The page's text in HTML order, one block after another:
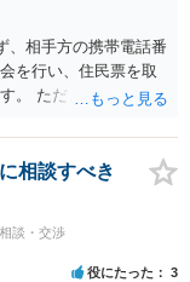
、相手方の携帯電話番
を行い、住民票を取
。 ただ、他人名義の
照会できる可能性はあ
しくなります。 身元
認していきます。 基
せん。 詐欺を含め、
ます。 さらに、渡し
ます。 上記を経て、
相談すべき
談・交渉
役にたった 3